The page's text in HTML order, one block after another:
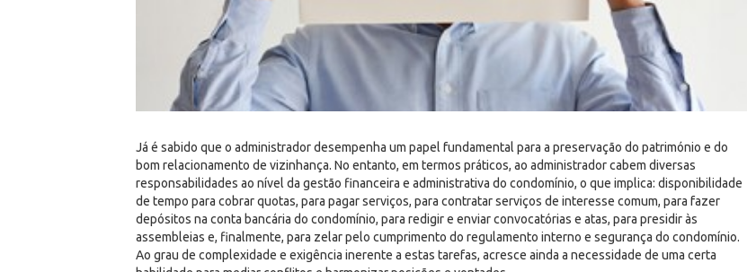
Já é sabido que o administrador desempenha um papel fundamental para a preservação do património e do
bom relacionamento de vizinhança. No entanto, em termos práticos, ao administrador cabem diversas
responsabilidades ao nível da gestão financeira e administrativa do condomínio, o que implica: disponibilidade
de tempo para cobrar quotas, para pagar serviços, para contratar serviços de interesse comum, para fazer
depósitos na conta bancária do condomínio, para redigir e enviar convocatórias e atas, para presidir às
assembleias e, finalmente, para zelar pelo cumprimento do regulamento interno e segurança do condomínio.
Ao grau de complexidade e exigência inerente a estas tarefas, acresce ainda a necessidade de uma certa